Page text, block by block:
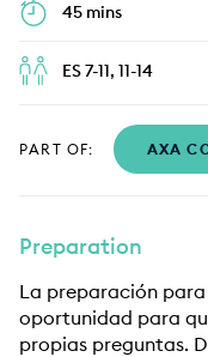
45 mins
ES 7-11, 11-14
PART OF: AXA
Preparation
La preparación para
oportunidad para
propias preguntas.